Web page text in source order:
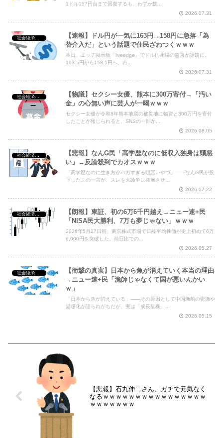
1ドル157円台まで回復するも、わずか数...
2026.07.31
社会経済・政治
【速報】ドル円が一気に163円→158円に急落「為
替介入だ」という話題で住民ざわつくｗｗｗ
本日、エッヂ掲示板「liveedge」でドル円相場の急落が話題に。
163.5円から158.5円へ、わ...
2026.07.31
社会経済・政治
【物議】セクシー女優、熊本に300万寄付→「汚い
金」の心無い声に芸人が一喝ｗｗｗ
セクシー女優が令和8年熊本地震の被災地に物資と300万円を寄付
したことが報じられると、SNSの一部か...
2026.08.05
【悲報】なんG民「高学歴なのに低収入独身は頭悪
い」→反論殺到でカオスｗｗｗ
「高学歴なのに生き方がバカすぎる頭悪いやつ」——なんG民が投
下したこの一言が、スレを大論争に発展させ...
2026.07.22
【朗報】東証、初の6万6千円越え→ニュー速+民
「NISA民大勝利、7万も夢じゃない」ｗｗｗ
2026年5月27日朝、東京株式市場で日経平均株価が史上初めて6万
6,000円を突破した。前日比での...
2026.05.27
【衝撃の真実】日本から魚が消えていく本当の理由
→ニュー速+民「漁師じゃなくて国が悪いんかい
ｗ」
「日本から魚が消えている」——その原因として中国漁船の密漁や
温暖化が語られがちだが、実は「成長乱獲」...
2026.05.15
【悲報】石丸伸二さん、ガチで元気なく
なるｗｗｗｗｗｗｗｗｗｗｗｗｗｗｗｗ
ｗｗｗｗｗｗｗ